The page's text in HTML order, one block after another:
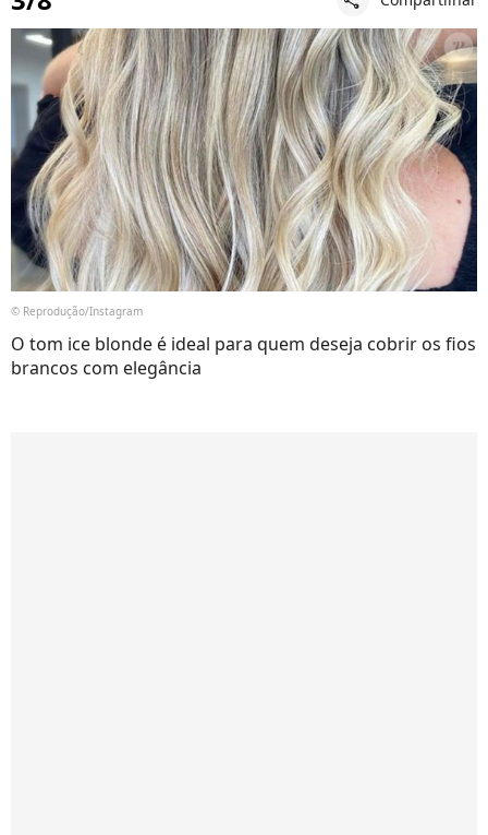
© Reprodução/Instagram
O tom ice blonde é ideal para quem deseja cobrir os fios
brancos com elegância